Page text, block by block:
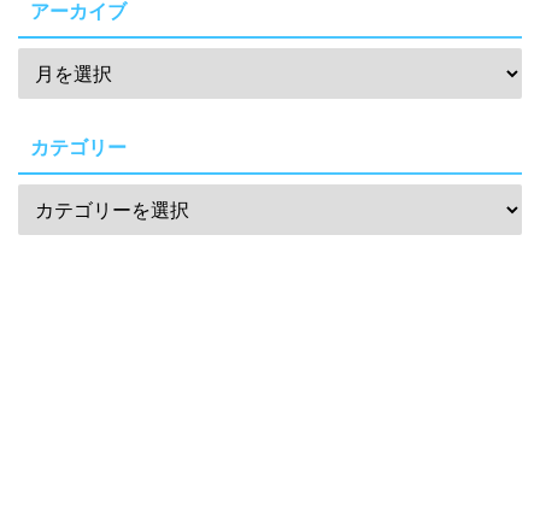
アーカイブ
カテゴリー